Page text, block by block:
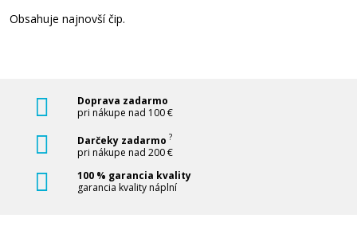
Originálna náplň
Obsahuje najnovší čip.
Doprava zadarmo
pri nákupe nad 100 €
Darčeky zadarmo ?
pri nákupe nad 200 €
100 % garancia kvality
garancia kvality náplní